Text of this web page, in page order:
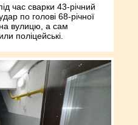
час сварки 43-річний
по голові 68-річної
на вулицю, а сам
поліцейські.